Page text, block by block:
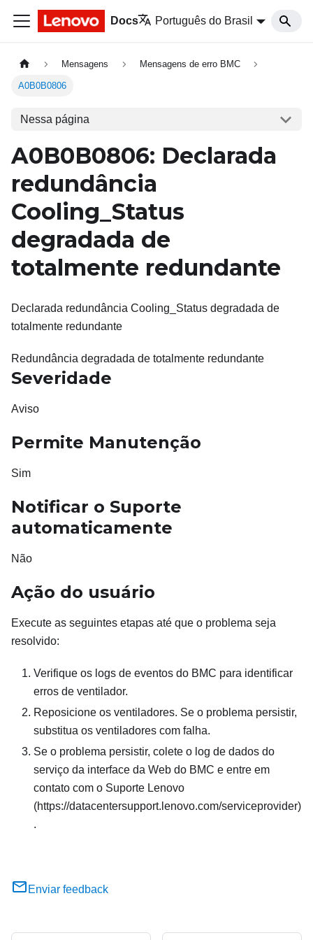
Docs Português do Brasil
Mensagens Mensagens de erro BMC
A0B0B0806
Nessa página
A0B0B0806: Declarada
redundância
Cooling_Status
degradada de
totalmente redundante
Declarada redundância Cooling_Status degradada de
totalmente redundante
Redundância degradada de totalmente redundante
Severidade
Aviso
Permite Manutenção
Sim
Notificar o Suporte
automaticamente
Não
Ação do usuário
Execute as seguintes etapas até que o problema seja
resolvido:
Verifique os logs de eventos do BMC para identificar
erros de ventilador.
Reposicione os ventiladores. Se o problema persistir,
substitua os ventiladores com falha.
Se o problema persistir, colete o log de dados do
serviço da interface da Web do BMC e entre em
contato com o Suporte Lenovo
(https://datacentersupport.lenovo.com/serviceprovider)
.
Enviar feedback